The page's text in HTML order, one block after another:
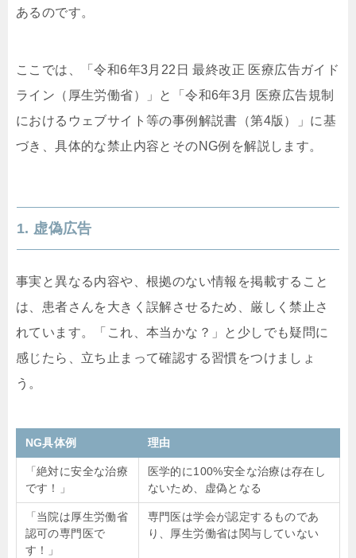
あるのです。
ここでは、「令和6年3月22日 最終改正 医療広告ガイド
ライン（厚生労働省）」と「令和6年3月 医療広告規制
におけるウェブサイト等の事例解説書（第4版）」に基
づき、具体的な禁止内容とそのNG例を解説します。
1. 虚偽広告
事実と異なる内容や、根拠のない情報を掲載すること
は、患者さんを大きく誤解させるため、厳しく禁止さ
れています。「これ、本当かな？」と少しでも疑問に
感じたら、立ち止まって確認する習慣をつけましょ
う。
NG具体例 理由
「絶対に安全な治療
です！」
医学的に100%安全な治療は存在し
ないため、虚偽となる
「当院は厚生労働省
認可の専門医で
す！」
専門医は学会が認定するものであ
り、厚生労働省は関与していない